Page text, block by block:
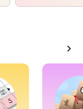
chevron_right